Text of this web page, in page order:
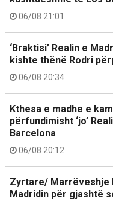
06/08 21:01
‘Braktisi’ Realin e
kishte thënë Rodri
06/08 20:34
Kthesa e madhe e
përfundimisht ‘jo’
Barcelona
06/08 20:12
Zyrtare/ Marrëveshje
Madridin për gjashtë